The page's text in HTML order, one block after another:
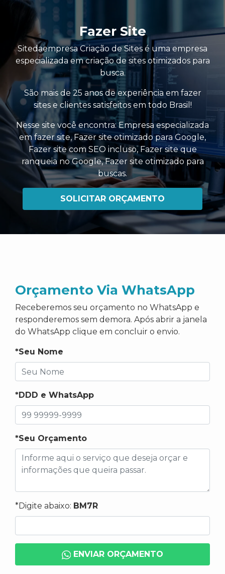
Fazer Site
Sitedaempresa Criação de Sites é uma empresa
especializada em criação de sites otimizados para
busca.
São mais de 25 anos de experiência em fazer
sites e clientes satisfeitos em todo Brasil!
Nesse site você encontra:Empresa especializada
em fazer site,Fazer site otimizado para Google,
Fazer site com SEO incluso, Fazer site que
ranqueia no Google,Fazer site otimizado para
buscas.
SOLICITAR ORÇAMENTO
Orçamento Via WhatsApp
Receberemos seu orçamento no WhatsApp e
responderemos sem demora. Após abrir a janela
do WhatsApp clique em concluir o envio.
*Seu Nome
*DDD e WhatsApp
*Seu Orçamento
*Digite abaixo: BM7R
ENVIAR ORÇAMENTO